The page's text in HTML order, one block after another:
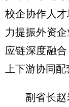
校企协作人
力提振外资
应链深度融
上下游协同
副省长